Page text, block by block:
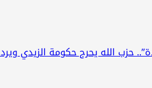
حزب الله يحرج حكومة الزيدي